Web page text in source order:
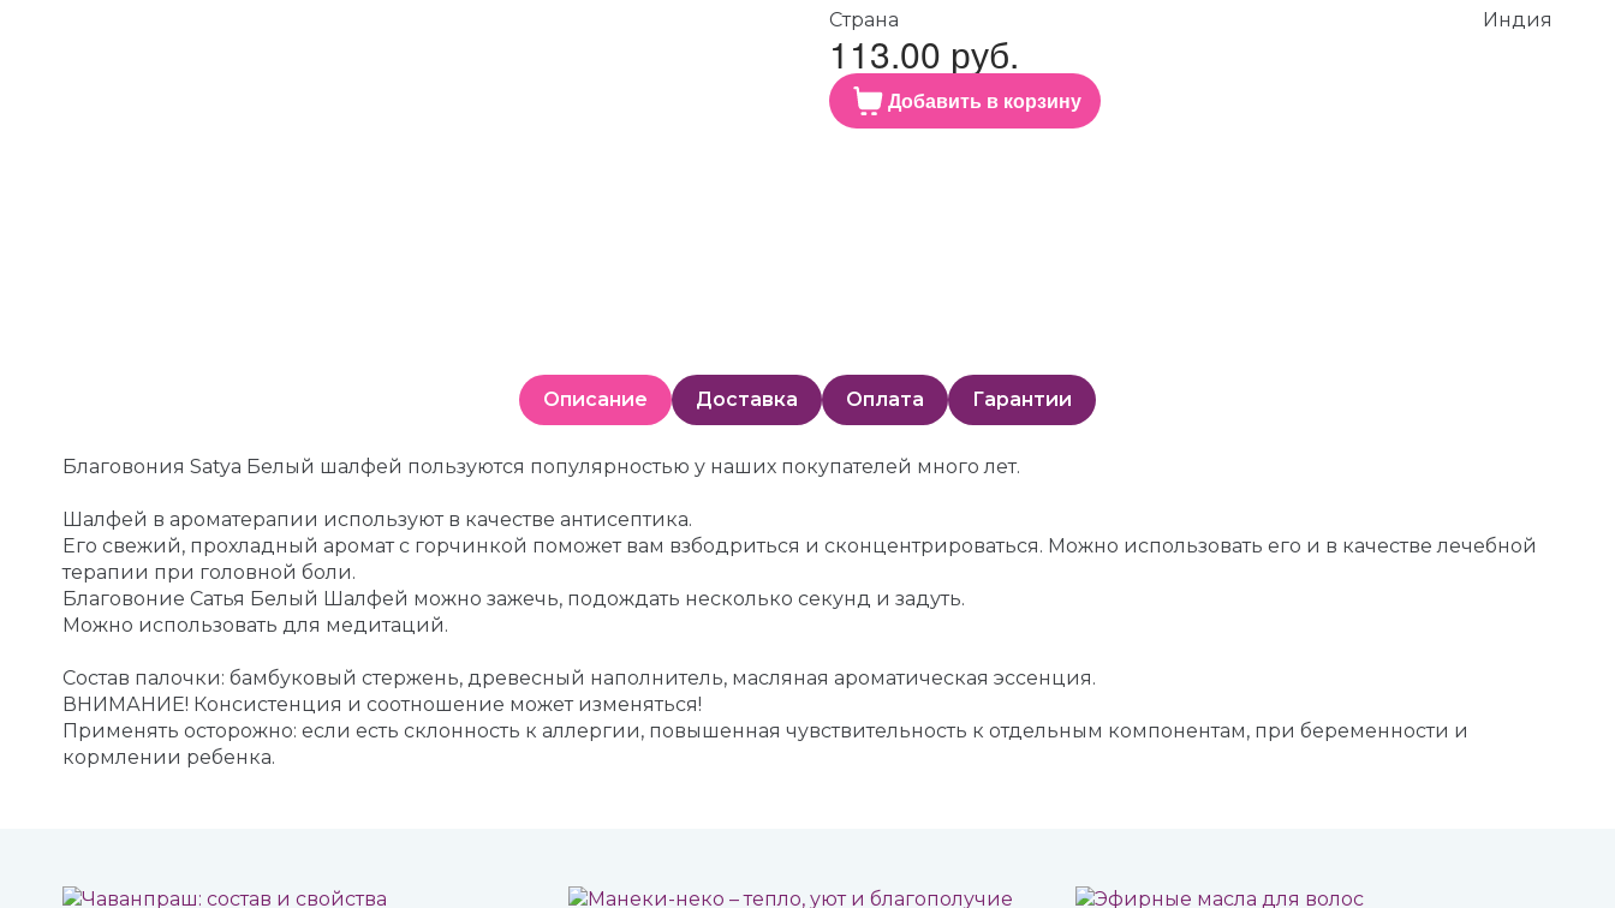
Страна
Индия
113.00 руб.
Добавить в корзину
Описание Доставка Оплата Гарантии
Благовония Satya Белый шалфей пользуются популярностью у наших покупателей много лет.
Шалфей в ароматерапии используют в качестве антисептика.
Его свежий, прохладный аромат с горчинкой поможет вам взбодриться и сконцентрироваться. Можно использовать его и в качестве лечебной
терапии при головной боли.
Благовоние Сатья Белый Шалфей можно зажечь, подождать несколько секунд и задуть.
Можно использовать для медитаций.
Состав палочки: бамбуковый стержень, древесный наполнитель, масляная ароматическая эссенция.
ВНИМАНИЕ! Консистенция и соотношение может изменяться!
Применять осторожно: если есть склонность к аллергии, повышенная чувствительность к отдельным компонентам, при беременности и
кормлении ребенка.